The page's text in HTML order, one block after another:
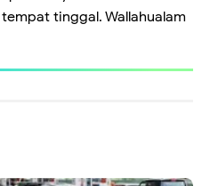
tinggal. Wallahualam